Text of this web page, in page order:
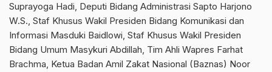
Suprayoga Hadi, Deputi Bidang Administrasi Sapto Harjono
W.S., Staf Khusus Wakil Presiden Bidang Komunikasi dan
Informasi Masduki Baidlowi, Staf Khusus Wakil Presiden
Bidang Umum Masykuri Abdillah, Tim Ahli Wapres Farhat
Brachma, Ketua Badan Amil Zakat Nasional (Baznas) Noor